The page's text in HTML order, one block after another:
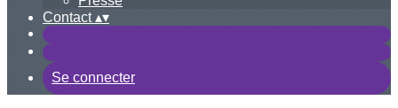
Contact▴▾
Se connecter